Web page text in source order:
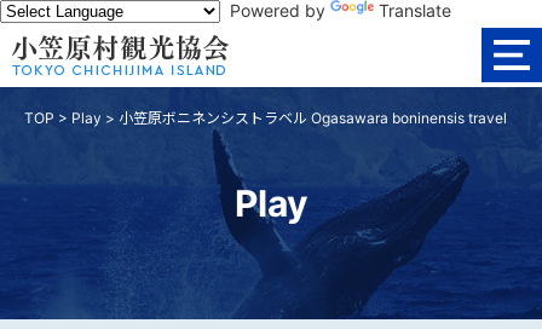
Powered by Translate
TOP > Play > 小笠原ボニネンシストラベル Ogasawara boninensis travel
Play